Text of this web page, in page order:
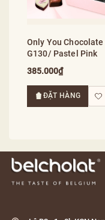
Only You Chocolate
G130/ Pastel Pink
385.000₫
ĐẶT HÀNG